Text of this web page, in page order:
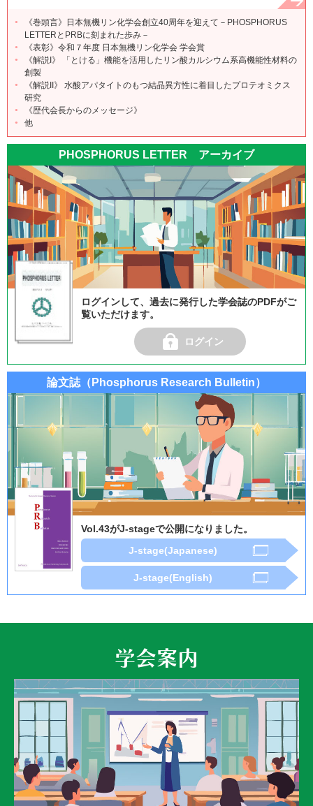
《巻頭言》日本無機リン化学会創立40周年を迎えて－PHOSPHORUS
LETTERとPRBに刻まれた歩み－
《表彰》令和７年度 日本無機リン化学会 学会賞
《解説I》 「とける」機能を活用したリン酸カルシウム系高機能性材料の
創製
《解説II》 水酸アパタイトのもつ結晶異方性に着目したプロテオミクス
研究
《歴代会長からのメッセージ》
他
PHOSPHORUS LETTER アーカイブ
ログインして、過去に発行した学会誌のPDFがご
覧いただけます。
ログイン
論文誌（Phosphorus Research Bulletin）
Vol.43がJ-stageで公開になりました。
J-stage(Japanese)
J-stage(English)
学会案内